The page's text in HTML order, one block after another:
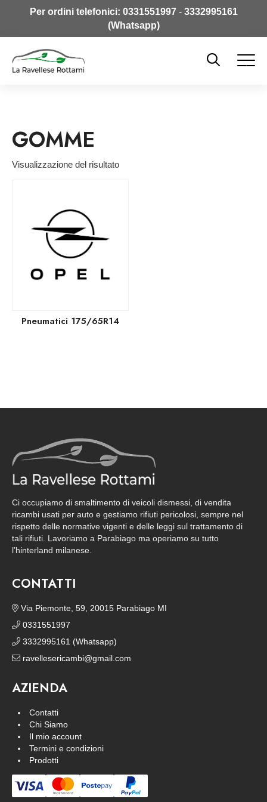
Per ordini telefonici: 0331551997- 3332995161
(Whatsapp)
GOMME
Visualizzazione del risultato
Pneumatici 175/65R14
Ci occupiamo di smaltimento di veicoli dismessi, di vendita
ricambi usati per auto e gestiamo rifiuti pericolosi, sempre nel
rispetto delle normative vigenti e delle leggi sul trattamento di
tali rifiuti. Lavoriamo a Parabiago ma operiamo su tutto
l’hinterland milanese.
CONTATTI
Via Piemonte, 59, 20015 Parabiago MI
0331551997
3332995161 (Whatsapp)
ravellesericambi@gmail.com
AZIENDA
Contatti
Chi Siamo
Il mio account
Termini e condizioni
Prodotti